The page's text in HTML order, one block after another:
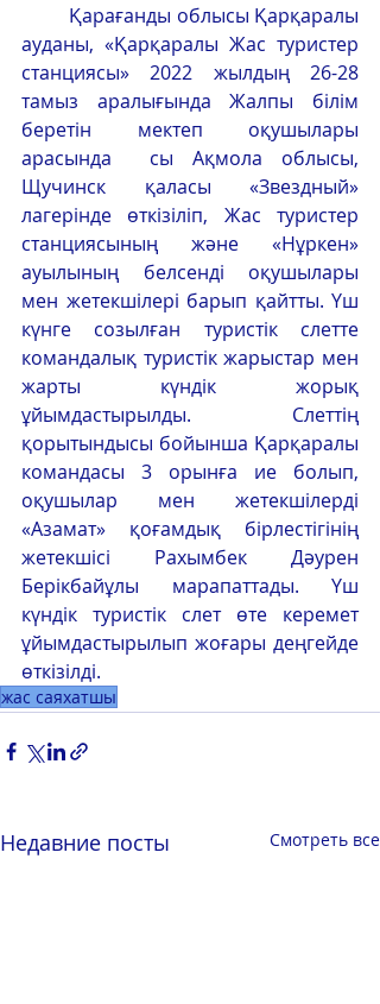
Қарағанды облысы Қарқаралы
ауданы, «Қарқаралы Жас туристер
станциясы» 2022 жылдың 26-28
тамыз аралығында Жалпы білім
беретін мектеп оқушылары
арасында  сы Ақмола облысы,
Щучинск қаласы «Звездный»
лагерінде өткізіліп, Жас туристер
станциясының және «Нұркен»
ауылының белсенді оқушылары
мен жетекшілері барып қайтты. Үш
күнге созылған туристік слетте
командалық туристік жарыстар мен
жарты күндік жорық
ұйымдастырылды. Слеттің
қорытындысы бойынша Қарқаралы
командасы 3 орынға ие болып,
оқушылар мен жетекшілерді
«Азамат» қоғамдық бірлестігінің
жетекшісі Рахымбек Дәурен
Берікбайұлы марапаттады. Үш
күндік туристік слет өте керемет
ұйымдастырылып жоғары деңгейде
өткізілді.
жас саяхатшы
Недавние посты Смотреть все